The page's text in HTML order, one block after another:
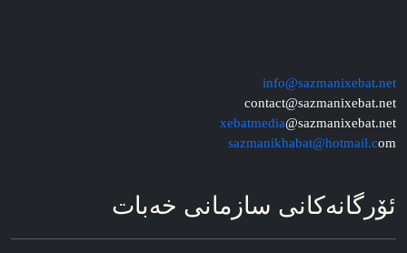
info@sazmanixebat.net
contact@sazmanixebat.net
xebatmedia@sazmanixebat.net
sazmanikhabat@hotmail.com
ئۆرگانه‌کانی سازمانی خه‌بات